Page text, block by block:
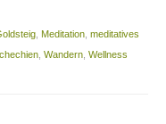
, Meditation, meditatives
, Wandern, Wellness